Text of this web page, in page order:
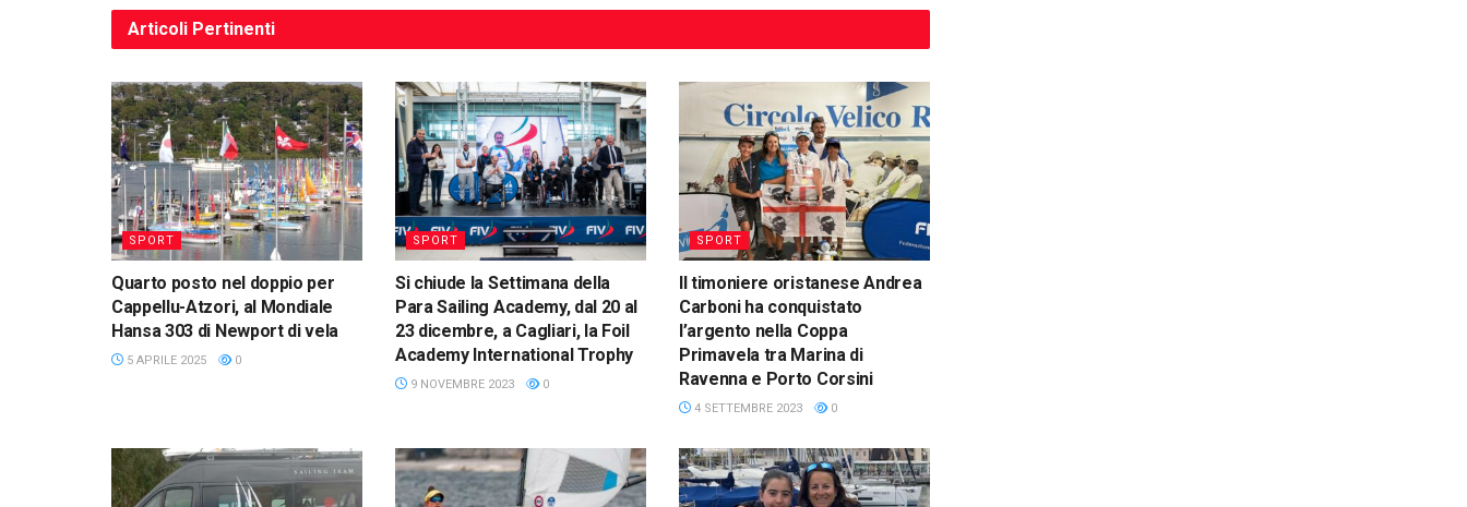
Articoli Pertinenti
SPORT
Quarto posto nel doppio per
Cappellu-Atzori, al Mondiale
Hansa 303 di Newport di vela
5 APRILE 2025 0
SPORT
Si chiude la Settimana della
Para Sailing Academy, dal 20 al
23 dicembre, a Cagliari, la Foil
Academy International Trophy
9 NOVEMBRE 2023 0
SPORT
Il timoniere oristanese Andrea
Carboni ha conquistato
l’argento nella Coppa
Primavela tra Marina di
Ravenna e Porto Corsini
4 SETTEMBRE 2023 0